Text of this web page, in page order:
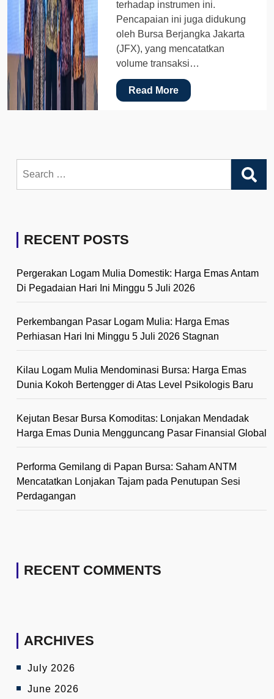
terhadap instrumen ini.
Pencapaian ini juga didukung
oleh Bursa Berjangka Jakarta
(JFX), yang mencatatkan
volume transaksi…
Read More
for:
RECENT POSTS
Pergerakan Logam Mulia Domestik: Harga Emas Antam
Di Pegadaian Hari Ini Minggu 5 Juli 2026
Perkembangan Pasar Logam Mulia: Harga Emas
Perhiasan Hari Ini Minggu 5 Juli 2026 Stagnan
Kilau Logam Mulia Mendominasi Bursa: Harga Emas
Dunia Kokoh Bertengger di Atas Level Psikologis Baru
Kejutan Besar Bursa Komoditas: Lonjakan Mendadak
Harga Emas Dunia Mengguncang Pasar Finansial Global
Performa Gemilang di Papan Bursa: Saham ANTM
Mencatatkan Lonjakan Tajam pada Penutupan Sesi
Perdagangan
RECENT COMMENTS
ARCHIVES
July 2026
June 2026